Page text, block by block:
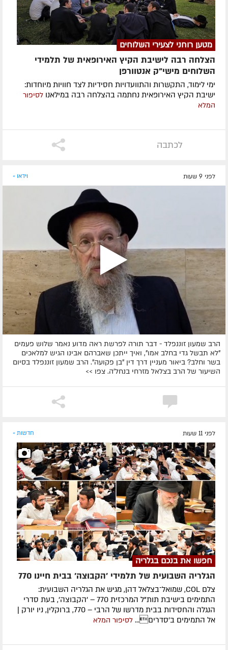
מטען רוחני לצעירי השלוחים
הצלחה רבה לישיבת הקיץ האירופאית של תלמידי
השלוחים מישי"ק אנטוורפן
ימי לימוד, התקשרות והתוועדויות חסידיות לצד חוויות מיוחדות:
ישיבת הקיץ האירופאית נחתמה בהצלחה רבה במילאנו לסיפור
המלא
לכתבה
לפני 9 שעות וידאו »
הרב שמעון זוננפלד - דבר תורה לפרשת ראה מדוע נאמר שלוש פעמים
"לא תבשל גדי בחלב אמו", ואיך ייתכן שאברהם אבינו הגיש למלאכים
בשר וחלב? ביאור מעניין דרך דין "בן פקועה". הרב שמעון זוננפלד בסיום
השיעור של הרב בצלאל מזרחי בנחל'ה. צפו >>
לפני 11 שעות חדשות »
חפשו את בנכם בגלריה
הגלריה השבועית של תלמידי 'הקבוצה' בבית חיינו 770
צלם COL, שמואל־בצלאל דהן, מגיש את הגלריה השבועית:
התמימים בישיבת תות"ל המרכזית 770 – 'הקבוצה', בעת סדרי
הנגלה והחסידות בבית מדרשו של הרבי – 770, ברוקלין, ניו יורק |
אל התמימים ב'סדרים... לסיפור המלא